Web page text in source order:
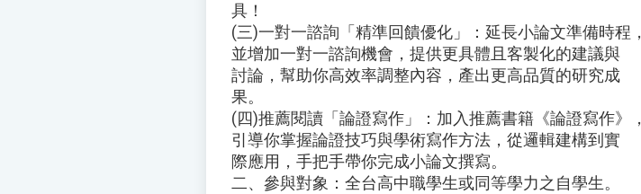
具！
(三)一對一諮詢「精準回饋優化」：延長小論文準備時程，
並增加一對一諮詢機會，提供更具體且客製化的建議與
討論，幫助你高效率調整內容，產出更高品質的研究成
果。
(四)推薦閱讀「論證寫作」：加入推薦書籍《論證寫作》，
引導你掌握論證技巧與學術寫作方法，從邏輯建構到實
際應用，手把手帶你完成小論文撰寫。
二、參與對象：全台高中職學生或同等學力之自學生。